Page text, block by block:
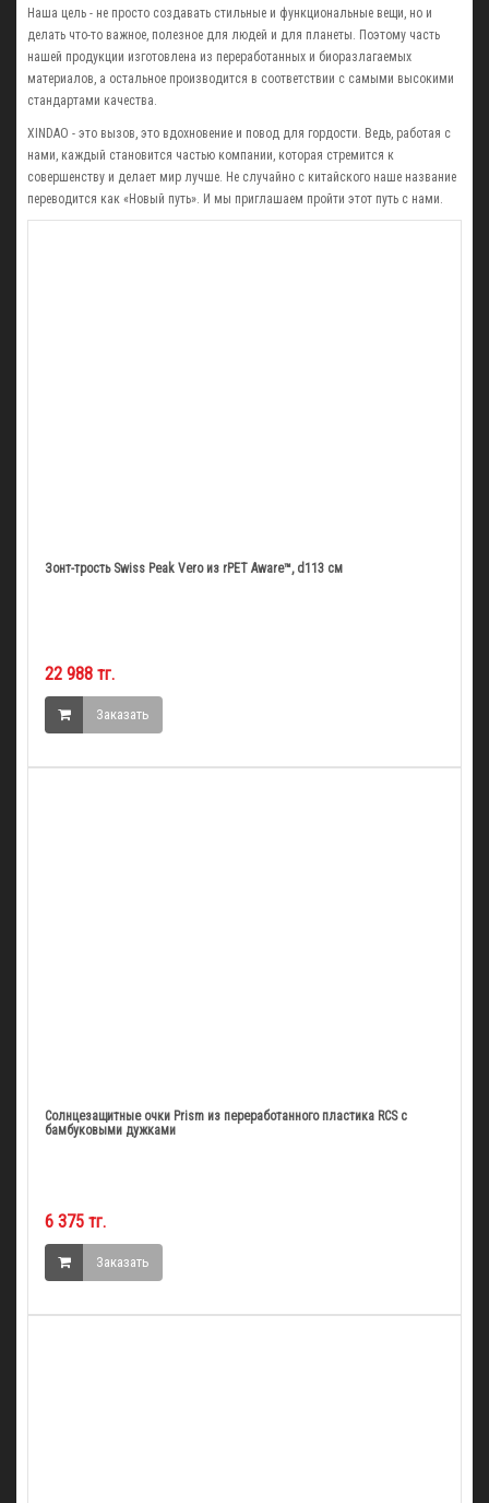
Наша цель - не просто создавать стильные и функциональные вещи, но и
делать что-то важное, полезное для людей и для планеты. Поэтому часть
нашей продукции изготовлена из переработанных и биоразлагаемых
материалов, а остальное производится в соответствии с самыми высокими
стандартами качества.
XINDAO - это вызов, это вдохновение и повод для гордости. Ведь, работая с
нами, каждый становится частью компании, которая стремится к
совершенству и делает мир лучше. Не случайно с китайского наше название
переводится как «Новый путь». И мы приглашаем пройти этот путь с нами.
Зонт-трость Swiss Peak Vero из rPET Aware™, d113 см
22 988 тг.
Заказать
Солнцезащитные очки Prism из переработанного пластика RCS с
бамбуковыми дужками
6 375 тг.
Заказать